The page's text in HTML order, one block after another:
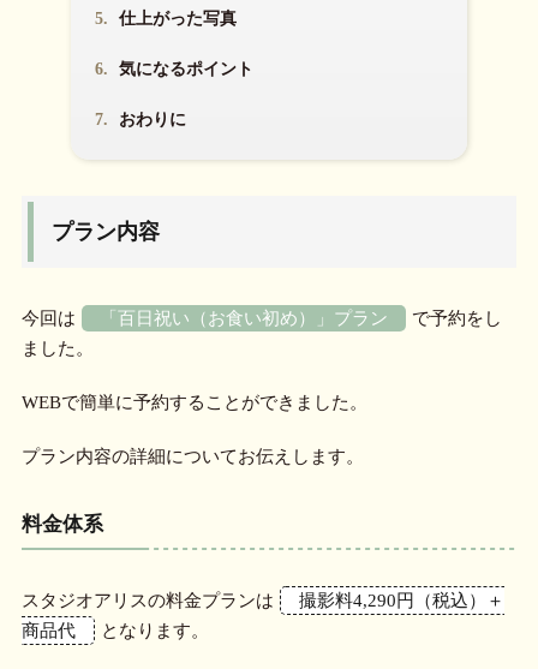
5. 仕上がった写真
6. 気になるポイント
7. おわりに
プラン内容
今回は 「百日祝い（お食い初め）」プラン
で予約をし
ました。
WEBで簡単に予約することができました。
プラン内容の詳細についてお伝えします。
料金体系
スタジオアリスの料金プランは
撮影料4,290円（税込）＋
商品代
となります。